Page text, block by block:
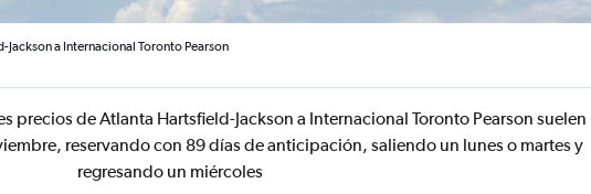
a Internacional Toronto Pearson
precios de Atlanta Hartsfield-Jackson a Internacional Toronto Pearson suelen
reservando con 89 días de anticipación, saliendo un lunes o martes y
regresando un miércoles